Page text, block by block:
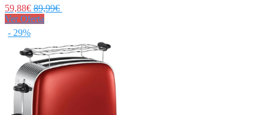
59,88€ 89,99€
Ver Oferta
- 29%